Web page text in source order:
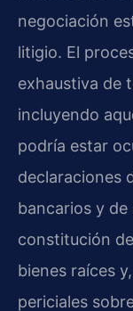
negociación
litigio. El
exhaustiva de
incluyendo
podría estar
declaraciones
bancarios y
constitución
bienes raíces
periciales